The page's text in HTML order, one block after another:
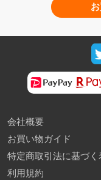
会社概要
お買い物ガイド
特定商取引法に基づく
利用規約